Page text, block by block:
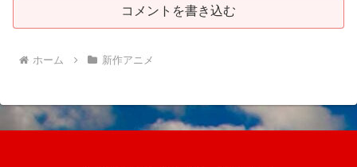
コメントを書き込む
ホーム 新作アニメ